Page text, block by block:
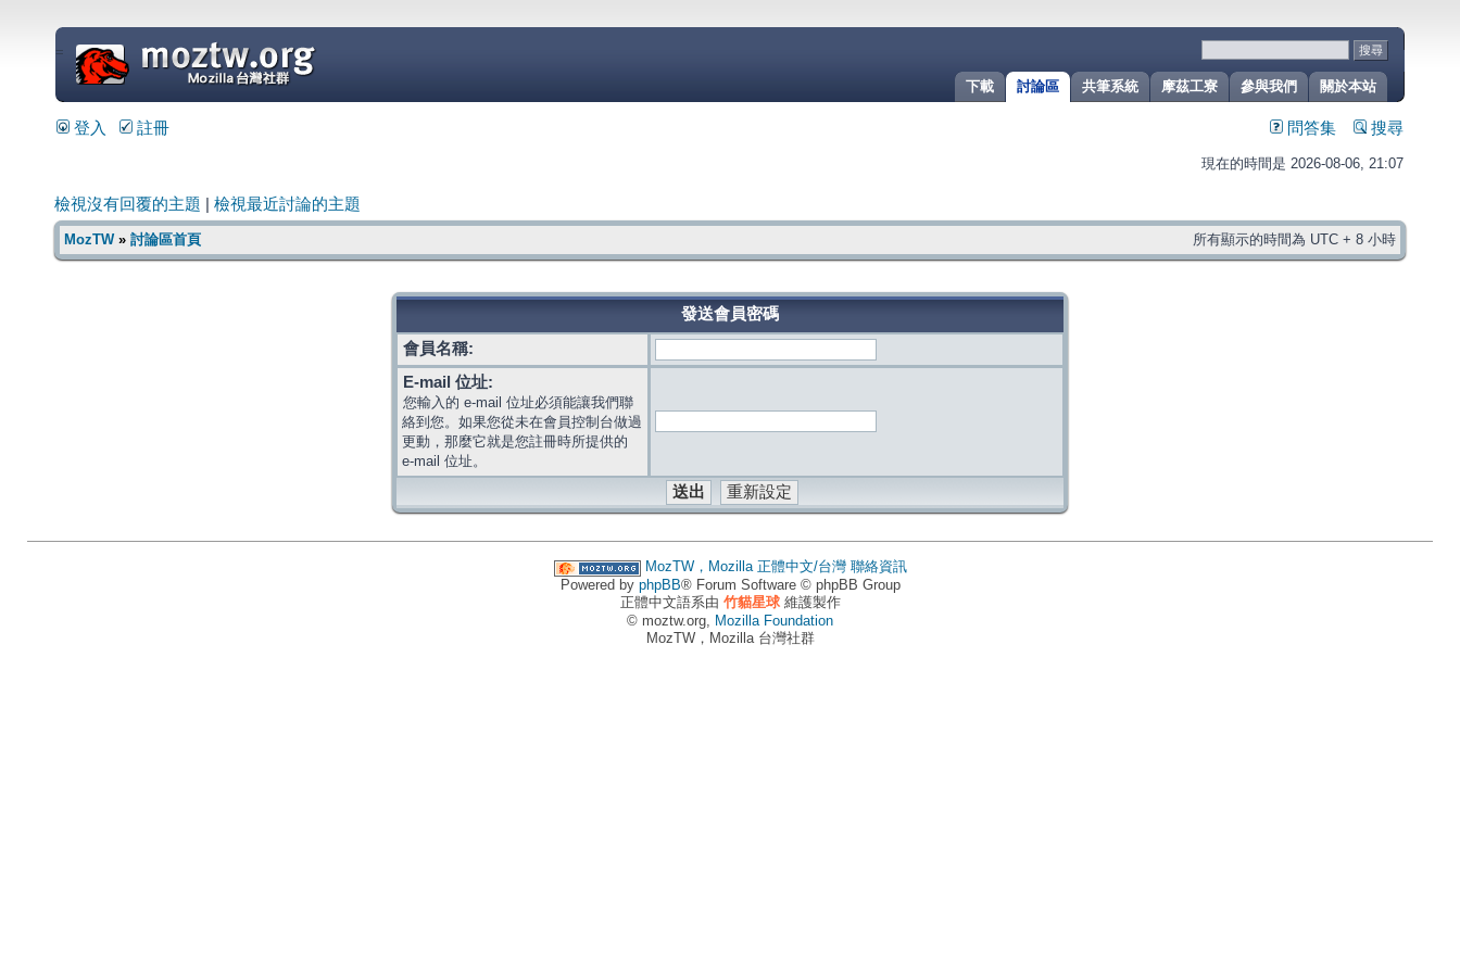
關於本站
參與我們
摩茲工寮
共筆系統
討論區
下載
=
登入 註冊 問答集 搜尋
現在的時間是 2026-08-06, 21:07
檢視沒有回覆的主題 檢視最近討論的主題
MozTW» 討論區首頁 所有顯示的時間為 UTC + 8 小時
發送會員密碼
會員名稱:
E-mail 位址:
您輸入的 e-mail 位址必須能讓我們聯
絡到您。如果您從未在會員控制台做過
更動，那麼它就是您註冊時所提供的
e-mail 位址。
MozTW，Mozilla 正體中文/台灣 聯絡資訊
Powered by phpBB® Forum Software © phpBB Group
正體中文語系由 竹貓星球維護製作
© moztw.org, Mozilla Foundation
MozTW，Mozilla 台灣社群